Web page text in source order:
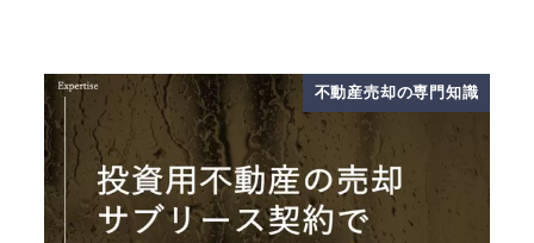
不動産売却の専門知識